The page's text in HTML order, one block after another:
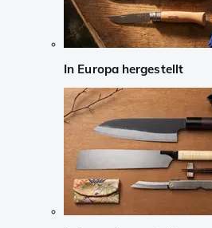
In Europa hergestellt